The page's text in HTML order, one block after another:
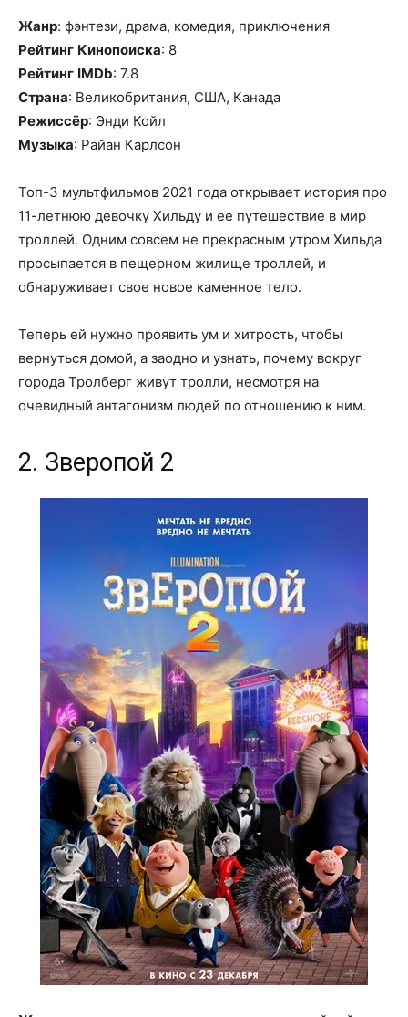
Жанр: фэнтези, драма, комедия, приключения
Рейтинг Кинопоиска: 8
Рейтинг IMDb: 7.8
Страна: Великобритания, США, Канада
Режиссёр: Энди Койл
Музыка: Райан Карлсон
Топ-3 мультфильмов 2021 года открывает история про
11-летнюю девочку Хильду и ее путешествие в мир
троллей. Одним совсем не прекрасным утром Хильда
просыпается в пещерном жилище троллей, и
обнаруживает свое новое каменное тело.
Теперь ей нужно проявить ум и хитрость, чтобы
вернуться домой, а заодно и узнать, почему вокруг
города Тролберг живут тролли, несмотря на
очевидный антагонизм людей по отношению к ним.
2. Зверопой 2